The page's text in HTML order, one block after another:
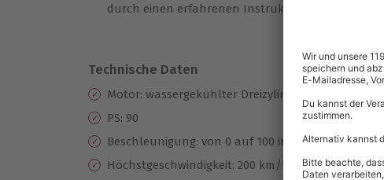
durch einen erfahrenen Instruktor
Technische Daten
Motor: wassergekühlter Dreizylinder-Zweitaktmotor
PS: 90
Beschleunigung: von 0 auf 100 in 11 sek.
Höchstgeschwindigkeit: 200 km/h